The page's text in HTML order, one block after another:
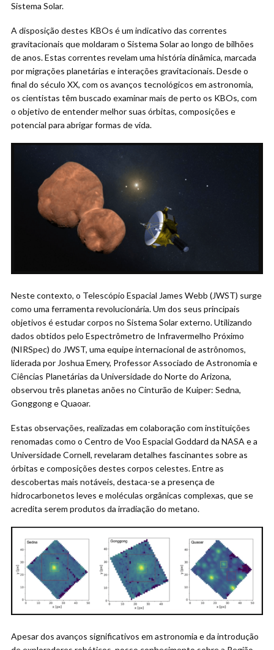
Sistema Solar.
A disposição destes KBOs é um indicativo das correntes
gravitacionais que moldaram o Sistema Solar ao longo de bilhões
de anos. Estas correntes revelam uma história dinâmica, marcada
por migrações planetárias e interações gravitacionais. Desde o
final do século XX, com os avanços tecnológicos em astronomia,
os cientistas têm buscado examinar mais de perto os KBOs, com
o objetivo de entender melhor suas órbitas, composições e
potencial para abrigar formas de vida.
Neste contexto, o Telescópio Espacial James Webb (JWST) surge
como uma ferramenta revolucionária. Um dos seus principais
objetivos é estudar corpos no Sistema Solar externo. Utilizando
dados obtidos pelo Espectrômetro de Infravermelho Próximo
(NIRSpec) do JWST, uma equipe internacional de astrônomos,
liderada por Joshua Emery, Professor Associado de Astronomia e
Ciências Planetárias da Universidade do Norte do Arizona,
observou três planetas anões no Cinturão de Kuiper: Sedna,
Gonggong e Quaoar.
Estas observações, realizadas em colaboração com instituições
renomadas como o Centro de Voo Espacial Goddard da NASA e a
Universidade Cornell, revelaram detalhes fascinantes sobre as
órbitas e composições destes corpos celestes. Entre as
descobertas mais notáveis, destaca-se a presença de
hidrocarbonetos leves e moléculas orgânicas complexas, que se
acredita serem produtos da irradiação do metano.
Apesar dos avanços significativos em astronomia e da introdução